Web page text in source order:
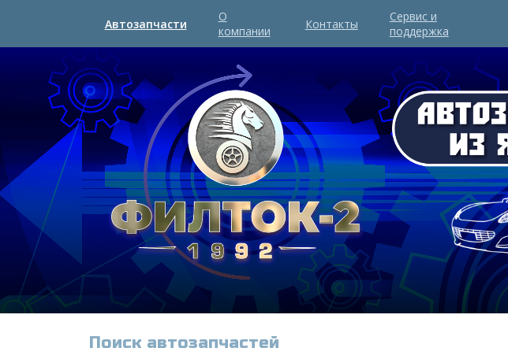
Автозапчасти
О
компании
Контакты
Сервис и
поддержка
Поиск автозапчастей